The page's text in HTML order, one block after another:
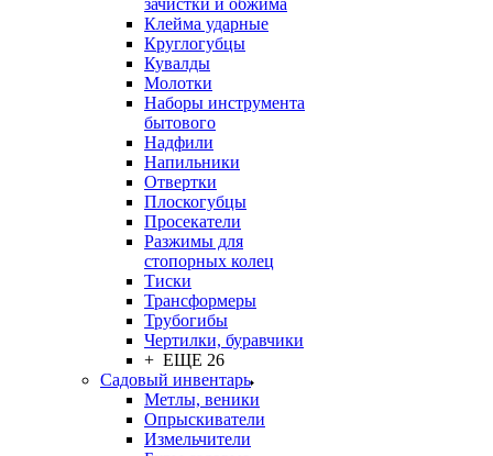
зачистки и обжима
Клейма ударные
Круглогубцы
Кувалды
Молотки
Наборы инструмента
бытового
Надфили
Напильники
Отвертки
Плоскогубцы
Просекатели
Разжимы для
стопорных колец
Тиски
Трансформеры
Трубогибы
Чертилки, буравчики
+ ЕЩЕ 26
Садовый инвентарь
Метлы, веники
Опрыскиватели
Измельчители